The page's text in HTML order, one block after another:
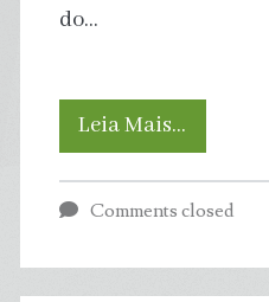
do…
Leia Mais…
humana
Comments closed